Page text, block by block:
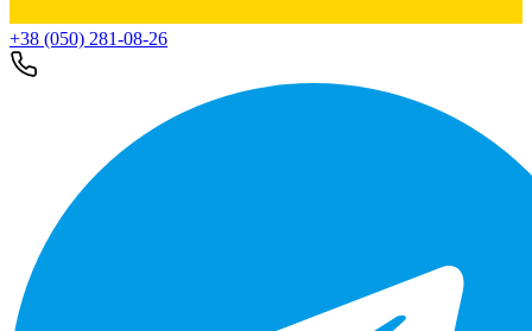
+38 (050) 281-08-26